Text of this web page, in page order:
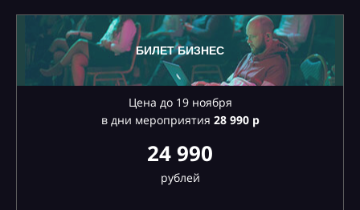
БИЛЕТ БИЗНЕС
Цена до 19 ноября
в дни мероприятия 28990 р
24 990
рублей